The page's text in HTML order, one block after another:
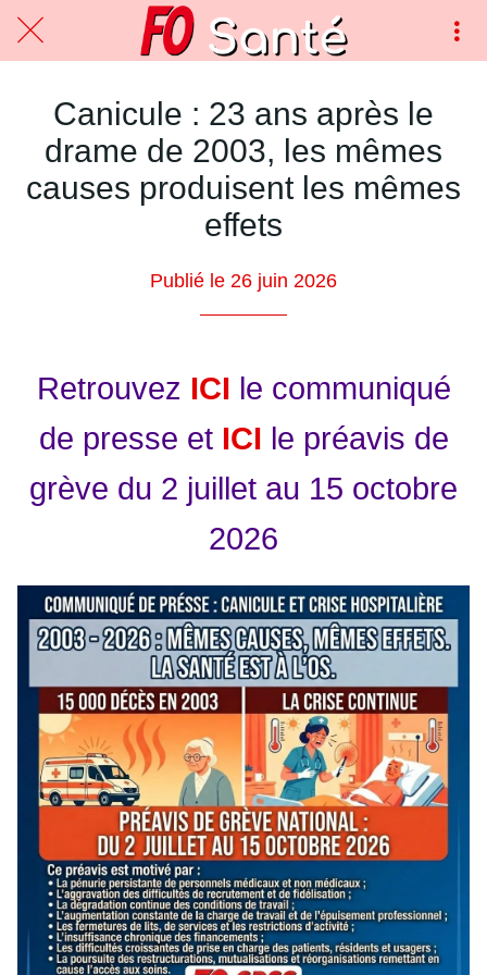
Canicule : 23 ans après le
drame de 2003, les mêmes
causes produisent les mêmes
effets
Publié le 26 juin 2026
Retrouvez ICI le communiqué
de presse et ICI le préavis de
grève du 2 juillet au 15 octobre
2026